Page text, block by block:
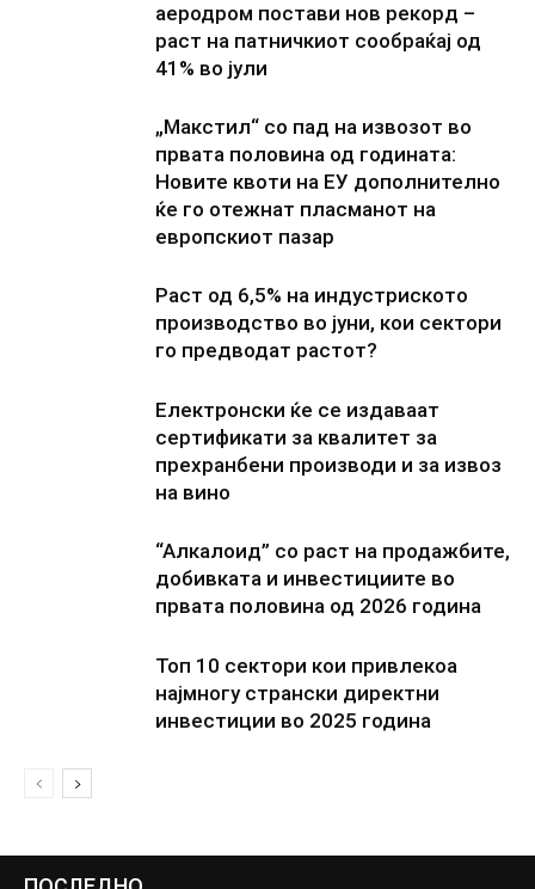
аеродром постави нов рекорд –
раст на патничкиот сообраќај од
41% во јули
„Макстил“ со пад на извозот во
првата половина од годината:
Новите квоти на ЕУ дополнително
ќе го отежнат пласманот на
европскиот пазар
Раст од 6,5% на индустриското
производство во јуни, кои сектори
го предводат растот?
Електронски ќе се издаваат
сертификати за квалитет за
прехранбени производи и за извоз
на вино
“Алкалоид” со раст на продажбите,
добивката и инвестициите во
првата половина од 2026 година
Топ 10 сектори кои привлекоа
најмногу странски директни
инвестиции во 2025 година